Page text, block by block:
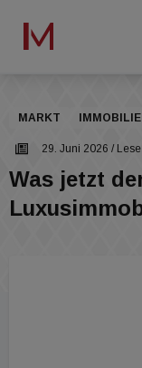
MARKT
29. Juni 2026 /
Was jetzt